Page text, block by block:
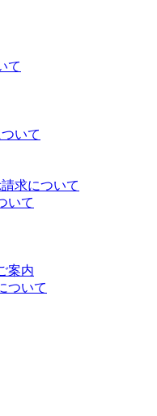
て
いて
求について
いて
案内
ついて